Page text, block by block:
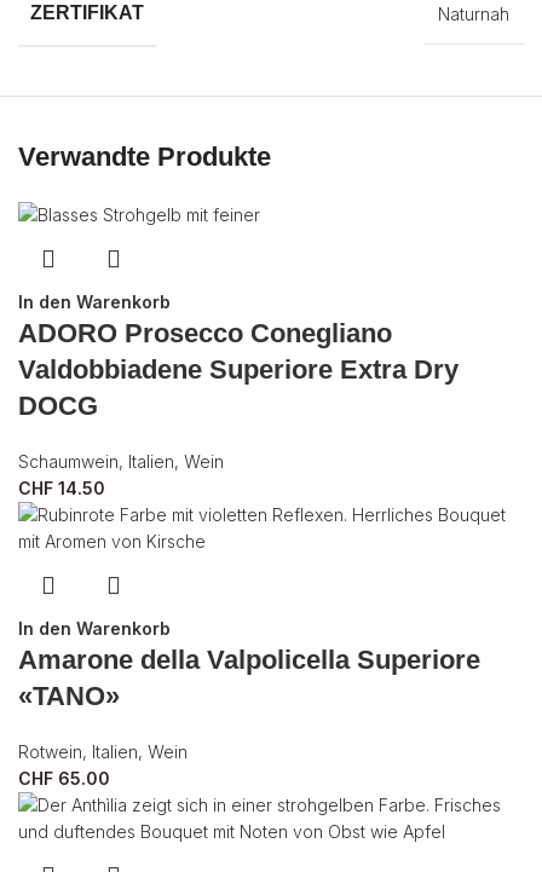
ZERTIFIKAT Naturnah
Verwandte Produkte
In den Warenkorb
ADORO Prosecco Conegliano
Valdobbiadene Superiore Extra Dry
DOCG
Schaumwein, Italien, Wein
CHF 14.50
In den Warenkorb
Amarone della Valpolicella Superiore
«TANO»
Rotwein, Italien, Wein
CHF 65.00